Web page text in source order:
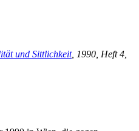
und Sittlichkeit, 1990, Heft 4,